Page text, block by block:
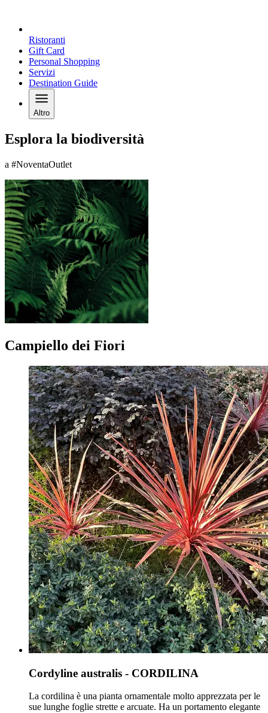
Ristoranti
Gift Card
Personal Shopping
Servizi
Destination Guide
Altro
Esplora la biodiversità
a #NoventaOutlet
Campiello dei Fiori
Cordyline australis - CORDILINA
La cordilina è una pianta ornamentale molto apprezzata per le
sue lunghe foglie strette e arcuate. Ha un portamento elegante